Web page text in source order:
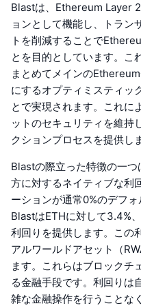
Blastは、Ethereum Layer
ョンとして機能し、トラン
トを削減することで
とを目的としています。こ
まとめてメインの
にするオプティミスティッ
とで実現されます。これ
ットのセキュリティを維持
クションプロセスを提供し
Blastの際立った特徴の一
方に対するネイティブな利
ーションが通常0%のデフォ
BlastはETHに対して3.4%
利回りを提供します。この
アルワールドアセット（
ます。これらはブロックチ
る金融手段です。利回りは
雑な金融操作を行うことな